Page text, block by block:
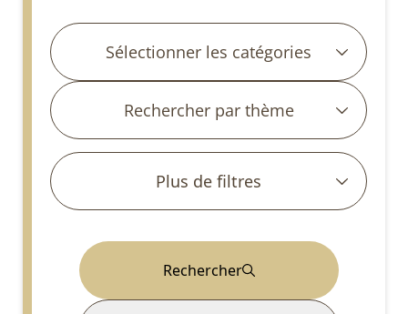
Sélectionner les catégories
Rechercher par thème
Plus de filtres
Rechercher